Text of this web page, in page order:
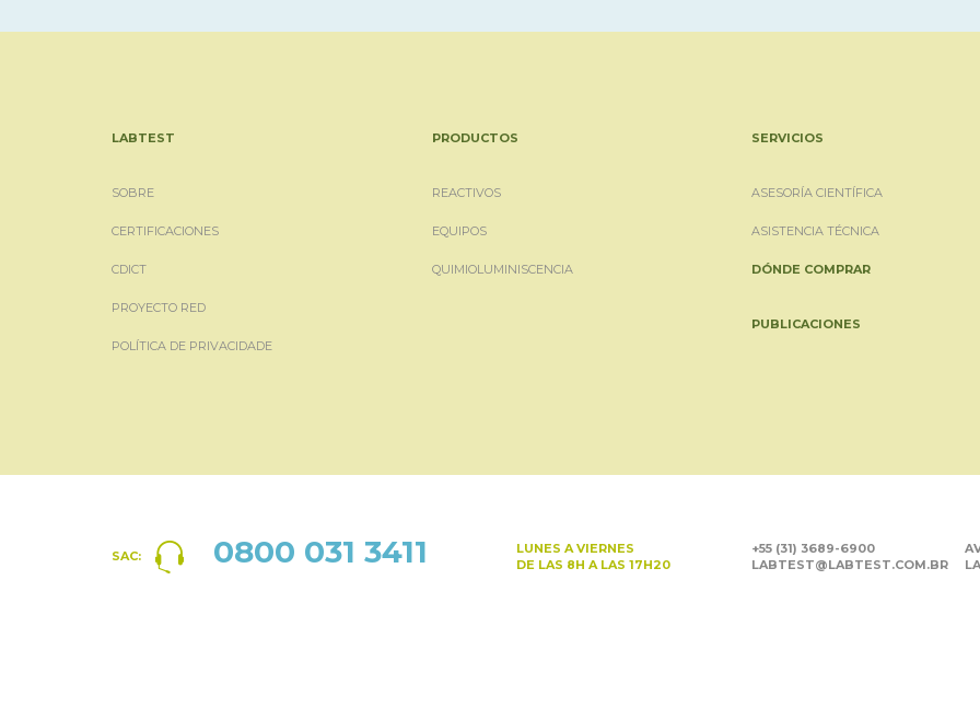
LABTEST
SOBRE
CERTIFICACIONES
CDICT
PROYECTO RED
POLÍTICA DE PRIVACIDADE
PRODUCTOS
REACTIVOS
EQUIPOS
QUIMIOLUMINISCENCIA
SERVICIOS
ASESORÍA CIENTÍFICA
ASISTENCIA TÉCNICA
DÓNDE COMPRAR
PUBLICACIONES
SAC: 0800 031 3411
LUNES A VIERNES
DE LAS 8H A LAS 17H20
+55 (31) 3689-6900
LABTEST@LABTEST.COM.BR